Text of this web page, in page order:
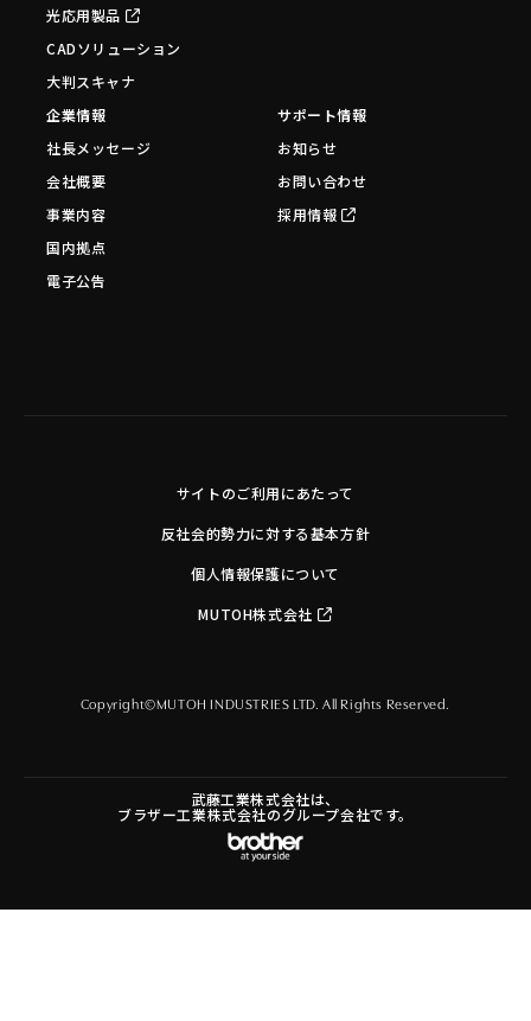
光応用製品
CADソリューション
大判スキャナ
企業情報
社長メッセージ
会社概要
事業内容
国内拠点
電子公告
サポート情報
お知らせ
お問い合わせ
採用情報
サイトのご利用にあたって
反社会的勢力に対する基本方針
個人情報保護について
MUTOH株式会社
Copyright©MUTOH INDUSTRIES LTD. All Rights Reserved.
武藤工業株式会社は、
ブラザー工業株式会社のグループ会社です。